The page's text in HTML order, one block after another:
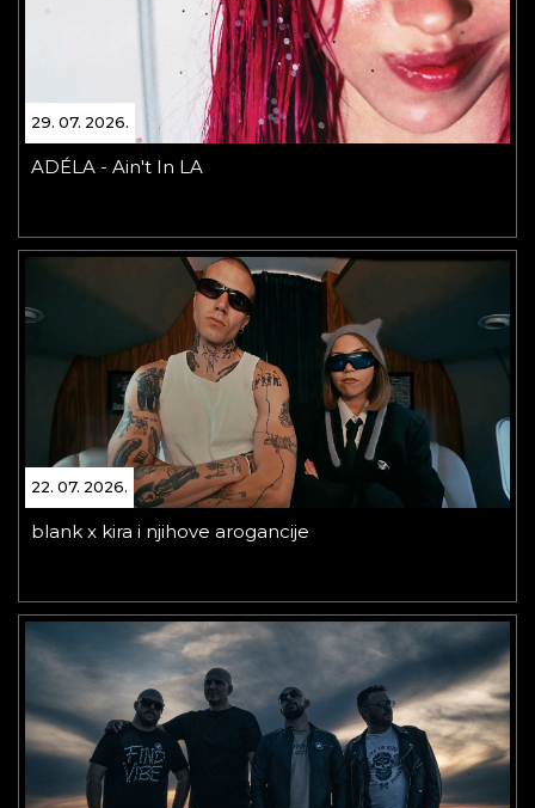
29. 07. 2026.
ADÉLA - Ain't In LA
22. 07. 2026.
blank x kira i njihove arogancije